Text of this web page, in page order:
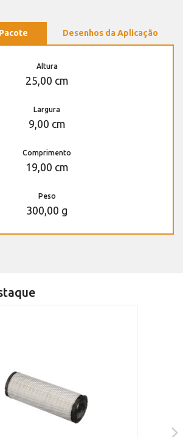
Desenhos da Aplicação
Altura
25,00 cm
Largura
9,00 cm
Comprimento
19,00 cm
Peso
300,00 g